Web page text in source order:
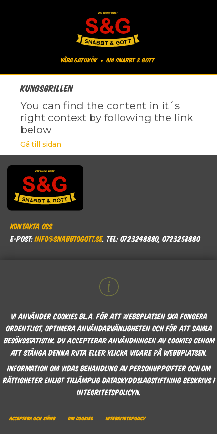
Våra gatukök Om Snabbt & Gott
Kungsgrillen
You can find the content in it´s
right context by following the link
below
Gå till sidan
Kontakta oss
E-post:info@snabbtogott.se. Tel: 0723248880, 0723258880
Vi använder cookies bl.a. för att webbplatsen ska fungera
ordentligt, optimera användarvänligheten och för att samla
besöksstatistik. Du accepterar användningen av cookies genom
att stänga denna ruta eller klicka vidare på webbplatsen.
Information om Vidas behandling av personuppgifter och om
rättigheter enligt tillämplig dataskyddslagstiftning beskrivs i
integritetspolicyn.
Acceptera och stäng Om cookies Integritetspolicy